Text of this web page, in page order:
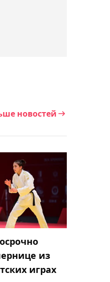
трудом
в
итогам
новостей
из
играх